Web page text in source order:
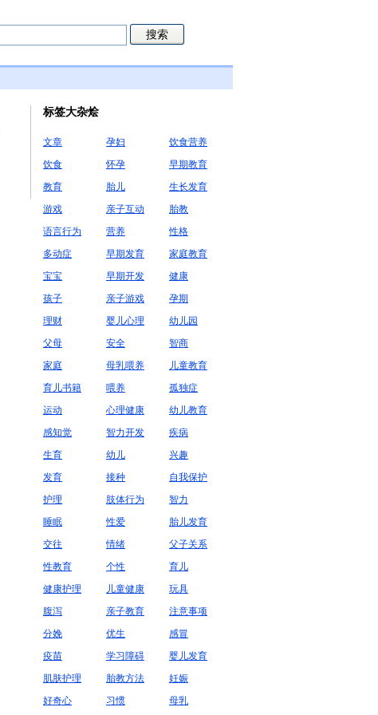
标签大杂烩
文章 孕妇
饮食营养
饮食
怀孕
早期教育
教育
胎儿
生长发育
游戏
亲子互动
胎教
语言行为
营养
性格
多动症
早期发育
家庭教育
宝宝
早期开发
健康
孩子
亲子游戏
孕期
理财
婴儿心理
幼儿园
父母
安全
智商
家庭
母乳喂养
儿童教育
育儿书籍
喂养
孤独症
运动
心理健康
幼儿教育
感知觉
智力开发
疾病
生育
幼儿
兴趣
发育
接种
自我保护
护理
肢体行为
智力
睡眠
性爱
胎儿发育
交往
情绪
父子关系
性教育
个性
育儿
健康护理
儿童健康
玩具
腹泻
亲子教育
注意事项
分娩
优生
感冒
疫苗
学习障碍
婴儿发育
肌肤护理
胎教方法
妊娠
好奇心
习惯 母乳